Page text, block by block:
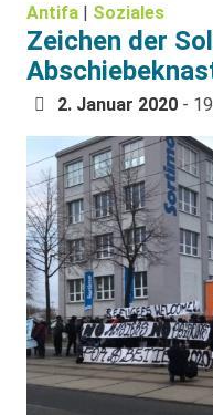
Antifa | Soziales
Zeichen der
2. Januar 2020 -